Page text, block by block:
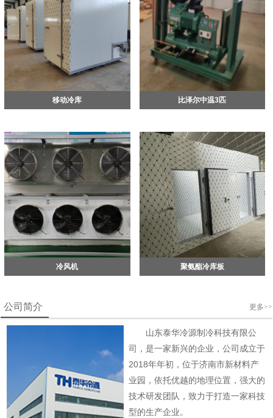
移动冷库 比泽尔中温3匹
冷风机 聚氨酯冷库板
公司简介 更多>>
山东泰华冷源制冷科技有限公
司，是一家新兴的企业，公司成立于
2018年年初，位于济南市新材料产
业园，依托优越的地理位置，强大的
技术研发团队，致力于打造一家科技
型的生产企业。